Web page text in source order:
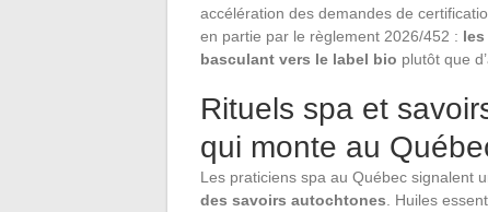
accélération des demandes de
en partie par le règlement 2026/452 :
basculant vers le label bio plutôt que
Rituels spa et
qui monte au
Les praticiens spa au Québec signalent
des savoirs autochtones . Huiles